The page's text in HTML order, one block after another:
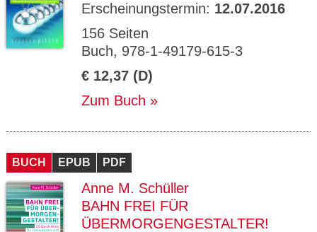
Erscheinungstermin: 12.07.2016
156 Seiten
Buch, 978-1-49179-615-3
€ 12,37 (D)
Zum Buch
BUCH EPUB PDF
Anne M. Schüller
BAHN FREI FÜR
ÜBERMORGENGESTALTER!